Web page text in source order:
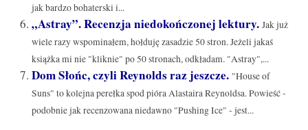
jak bardzo bohaterski i...
„Astray”. Recenzja niedokończonej lektury. Jak już
wiele razy wspominałem, hołduję zasadzie 50 stron. Jeżeli jakaś
książka mi nie "kliknie" po 50 stronach, odkładam. "Astray",...
Dom Słońc, czyli Reynolds raz jeszcze. "House of
Suns" to kolejna perełka spod pióra Alastaira Reynoldsa. Powieść -
podobnie jak recenzowana niedawno "Pushing Ice" - jest...